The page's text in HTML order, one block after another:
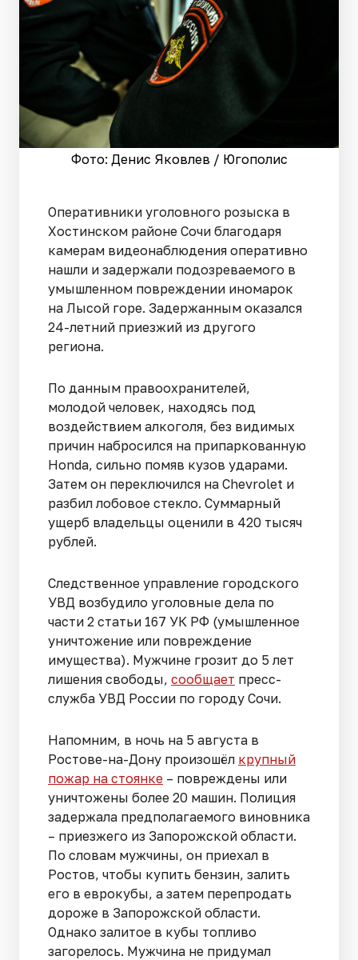
Фото: Денис Яковлев / Югополис
Оперативники уголовного розыска в
Хостинском районе Сочи благодаря
камерам видеонаблюдения оперативно
нашли и задержали подозреваемого в
умышленном повреждении иномарок
на Лысой горе. Задержанным оказался
24-летний приезжий из другого
региона.
По данным правоохранителей,
молодой человек, находясь под
воздействием алкоголя, без видимых
причин набросился на припаркованную
Honda, сильно помяв кузов ударами.
Затем он переключился на Chevrolet и
разбил лобовое стекло. Суммарный
ущерб владельцы оценили в 420 тысяч
рублей.
Следственное управление городского
УВД возбудило уголовные дела по
части 2 статьи 167 УК РФ (умышленное
уничтожение или повреждение
имущества). Мужчине грозит до 5 лет
лишения свободы, сообщает пресс-
служба УВД России по городу Сочи.
Напомним, в ночь на 5 августа в
Ростове-на-Дону произошёл крупный
пожар на стоянке – повреждены или
уничтожены более 20 машин. Полиция
задержала предполагаемого виновника
– приезжего из Запорожской области.
По словам мужчины, он приехал в
Ростов, чтобы купить бензин, залить
его в еврокубы, а затем перепродать
дороже в Запорожской области.
Однако залитое в кубы топливо
загорелось. Мужчина не придумал